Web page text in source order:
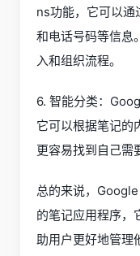
ns功能，它可以通
和电话号码等信息
入和组织流程。
6. 智能分类：
它可以根据笔记的
更容易找到自己需
总的来说，
的笔记应用程序，
助用户更好地管理